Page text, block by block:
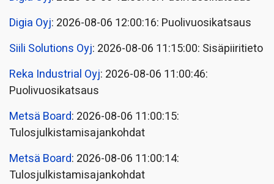
Digia Oyj: 2026-08-06 12:00:16: Puolivuosikatsaus
Siili Solutions Oyj: 2026-08-06 11:15:00: Sisäpiiritieto
Reka Industrial Oyj: 2026-08-06 11:00:46:
Puolivuosikatsaus
Metsä Board: 2026-08-06 11:00:15:
Tulosjulkistamisajankohdat
Metsä Board: 2026-08-06 11:00:14:
Tulosjulkistamisajankohdat